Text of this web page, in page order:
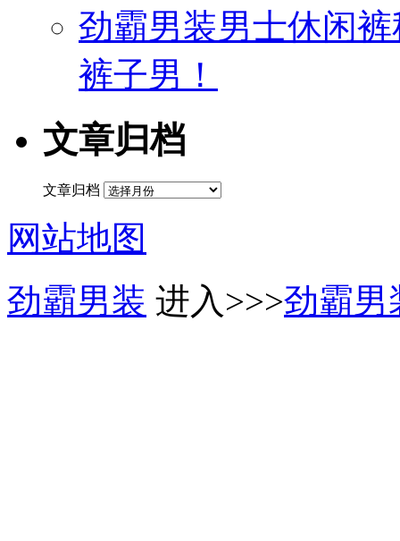
劲霸男装男士休闲
裤子男！
文章归档
文章归档
网站地图
劲霸男装 进入>>>劲霸男